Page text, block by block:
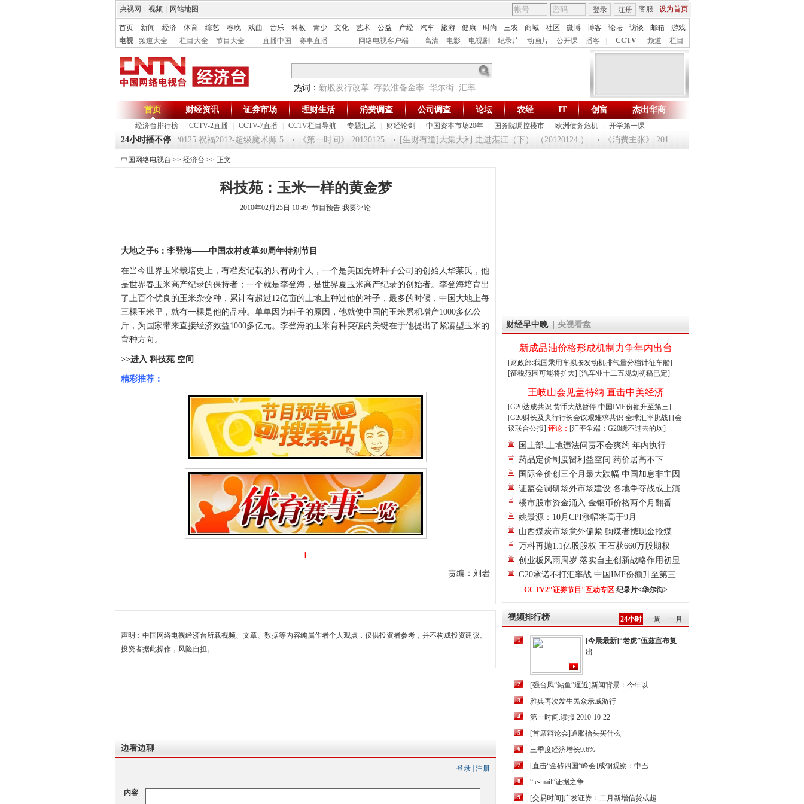
央视网 视频 网站地图 客服 设为首页
登录 注册
首页 新闻 经济 体育 综艺 春晚 戏曲 音乐 科教 青少 文化 艺术 公益 产经 汽车 旅游 健康 时尚 三农 商城 社区 微博 博客 论坛 访谈 邮箱
游戏
电视
频道大全 栏目大全 节目大全 直播中国 赛事直播 网络电视客户端 高清 电影 电视剧 纪录片 动画片 公开课 播客 CCTV 频道 栏目
热词： 新股发行改革 存款准备金率 华尔街 汇率
财智生活 一键通达
首页
经济台排行榜 CCTV-2直播 CCTV-7直播 CCTV栏目导航 专题汇总 财经论剑 中国资本市场20年 国务院调控楼市 欧洲债务危机 开学第一课
财经资讯 证券市场 理财生活 消费调查 公司调查 论坛 农经 IT 创富 杰出华商
24小时播不停
《环球驿站》20120125 祝福2012-超级魔术师 5 《第一时间》 20120125 [生财有道]大集大利 走进湛江（下） （20120124 ） 《消费主张》 20120124 淘乐龙年味道——鱼跃迎龙合家
中国网络电视台 >> 经济台 >> 正文
科技苑：玉米一样的黄金梦
2010年02月25日 10:49 节目预告 我要评论
大地之子6：李登海——中国农村改革30周年特别节目
在当今世界玉米栽培史上，有档案记载的只有两个人，一个是美国先锋种子公司的创始人华莱氏，他
是世界春玉米高产纪录的保持者；一个就是李登海，是世界夏玉米高产纪录的创始者。李登海培育出
了上百个优良的玉米杂交种，累计有超过12亿亩的土地上种过他的种子，最多的时候，中国大地上每
三棵玉米里，就有一棵是他的品种。单单因为种子的原因，他就使中国的玉米累积增产1000多亿公
斤，为国家带来直接经济效益1000多亿元。李登海的玉米育种突破的关键在于他提出了紧凑型玉米的
育种方向。
>>进入 科技苑 空间
精彩推荐：
1
责编：刘岩
声明：中国网络电视经济台所载视频、文章、数据等内容纯属作者个人观点，仅供投资者参考，并不构成投资建议。
投资者据此操作，风险自担。
边看边聊
登录 注册
内容
财经早中晚 央视看盘
新成品油价格形成机制力争年内出台
[财政部:我国乘用车拟按发动机排气量分档计征车船]
[征税范围可能将扩大] [汽车业十二五规划初稿已定]
王岐山会见盖特纳 直击中美经济
[G20达成共识 货币大战暂停 中国IMF份额升至第三]
[G20财长及央行行长会议艰难求共识 全球汇率挑战] [会
议联合公报] 评论： [汇率争端：G20绕不过去的坎]
国土部:土地违法问责不会爽约 年内执行
药品定价制度留利益空间 药价居高不下
国际金价创三个月最大跌幅 中国加息非主因
证监会调研场外市场建设 各地争夺战或上演
楼市股市资金涌入 金银币价格两个月翻番
姚景源：10月CPI涨幅将高于9月
山西煤炭市场意外偏紧 购煤者携现金抢煤
万科再抛1.1亿股股权 王石获660万股期权
创业板风雨周岁 落实自主创新战略作用初显
G20承诺不打汇率战 中国IMF份额升至第三
CCTV2"证券节目"互动专区 纪录片<华尔街>
视频排行榜 24小时 一周 一月
1
[今晨最新]“老虎”伍兹宣布复
出
2 [强台风“鲇鱼”逼近]新闻背景：今年以...
3 雅典再次发生民众示威游行
4 第一时间.读报 2010-10-22
5 [首席辩论会]通胀抬头买什么
6 三季度经济增长9.6%
7 [直击“金砖四国”峰会]成钢观察：中巴...
8 “ e-mail”证据之争
9 [交易时间]广发证券：二月新增信贷或超...